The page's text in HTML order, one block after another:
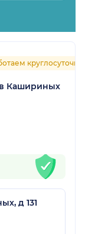
круглосуточно
Кашириных
д 131